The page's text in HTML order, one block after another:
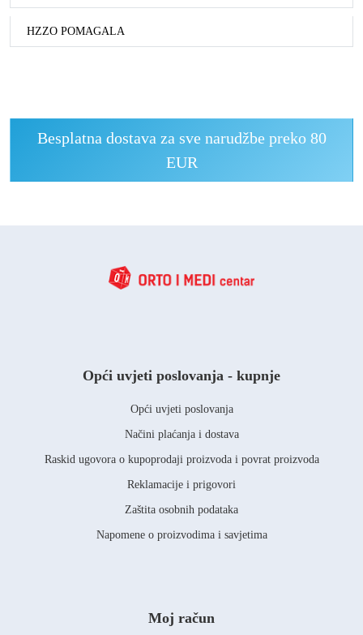
HZZO POMAGALA
Besplatna dostava za sve narudžbe preko 80
EUR
Opći uvjeti poslovanja - kupnje
Opći uvjeti poslovanja
Načini plaćanja i dostava
Raskid ugovora o kupoprodaji proizvoda i povrat proizvoda
Reklamacije i prigovori
Zaštita osobnih podataka
Napomene o proizvodima i savjetima
Moj račun